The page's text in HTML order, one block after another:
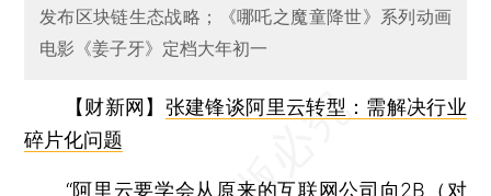
发布区块链生态战略；《哪吒之魔童降世》系列动画
电影《姜子牙》定档大年初一
【财新网】 张建锋谈阿里云转型：需解决行业
碎片化问题
“阿里云要学会从原来的互联网公司向2B（对